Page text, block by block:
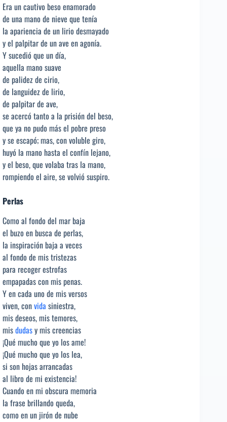
Era un cautivo beso enamorado
de una mano de nieve que tenía
la apariencia de un lirio desmayado
y el palpitar de un ave en agonía.
Y sucedió que un día,
aquella mano suave
de palidez de cirio,
de languidez de lirio,
de palpitar de ave,
se acercó tanto a la prisión del beso,
que ya no pudo más el pobre preso
y se escapó; mas, con voluble giro,
huyó la mano hasta el confín lejano,
y el beso, que volaba tras la mano,
rompiendo el aire, se volvió suspiro.
Perlas
Como al fondo del mar baja
el buzo en busca de perlas,
la inspiración baja a veces
al fondo de mis tristezas
para recoger estrofas
empapadas con mis penas.
Y en cada uno de mis versos
viven, convida siniestra,
mis deseos, mis temores,
misdudasy mis creencias
¡Qué mucho que yo los ame!
¡Qué mucho que yo los lea,
si son hojas arrancadas
al libro de mi existencia!
Cuando en mi obscura memoria
la frase brillando queda,
como en un jirón de nube